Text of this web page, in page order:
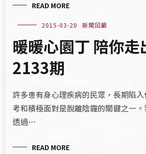
READ MORE
2015-03-20 新聞回顧
暖暖心園丁 陪你走
2133期
許多患有身心理疾病的民眾，長期陷
考和積極面對是脫離陰霾的關鍵之一
透過…
READ MORE